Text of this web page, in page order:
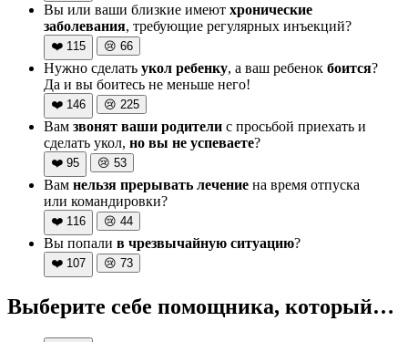
Вы или ваши близкие имеют хронические
заболевания, требующие регулярных инъекций?
❤️ 115 😢 66
Нужно сделать укол ребенку, а ваш ребенок боится?
Да и вы боитесь не меньше него!
❤️ 146 😢 225
Вам звонят ваши родители с просьбой приехать и
сделать укол, но вы не успеваете?
❤️ 95 😢 53
Вам нельзя прерывать лечение на время отпуска
или командировки?
❤️ 116 😢 44
Вы попали в чрезвычайную ситуацию?
❤️ 107 😢 73
Выберите себе помощника, который…